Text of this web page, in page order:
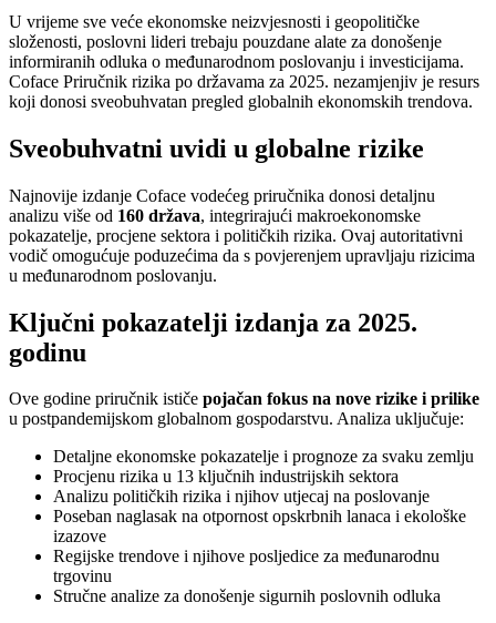
U vrijeme sve veće ekonomske neizvjesnosti i geopolitičke
složenosti, poslovni lideri trebaju pouzdane alate za donošenje
informiranih odluka o međunarodnom poslovanju i investicijama.
Coface Priručnik rizika po državama za 2025. nezamjenjiv je resurs
koji donosi sveobuhvatan pregled globalnih ekonomskih trendova.
Sveobuhvatni uvidi u globalne rizike
Najnovije izdanje Coface vodećeg priručnika donosi detaljnu
analizu više od 160 država, integrirajući makroekonomske
pokazatelje, procjene sektora i političkih rizika. Ovaj autoritativni
vodič omogućuje poduzećima da s povjerenjem upravljaju rizicima
u međunarodnom poslovanju.
Ključni pokazatelji izdanja za 2025.
godinu
Ove godine priručnik ističe pojačan fokus na nove rizike i prilike
u postpandemijskom globalnom gospodarstvu. Analiza uključuje:
Detaljne ekonomske pokazatelje i prognoze za svaku zemlju
Procjenu rizika u 13 ključnih industrijskih sektora
Analizu političkih rizika i njihov utjecaj na poslovanje
Poseban naglasak na otpornost opskrbnih lanaca i ekološke
izazove
Regijske trendove i njihove posljedice za međunarodnu
trgovinu
Stručne analize za donošenje sigurnih poslovnih odluka